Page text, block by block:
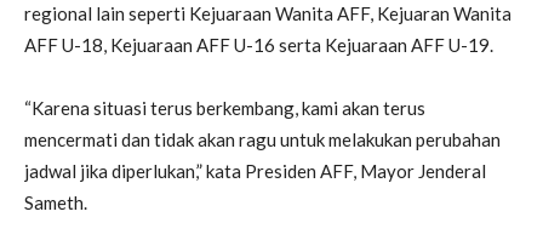
regional lain seperti Kejuaraan Wanita AFF, Kejuaran Wanita
AFF U-18, Kejuaraan AFF U-16 serta Kejuaraan AFF U-19.
“Karena situasi terus berkembang, kami akan terus
mencermati dan tidak akan ragu untuk melakukan perubahan
jadwal jika diperlukan,” kata Presiden AFF, Mayor Jenderal
Sameth.